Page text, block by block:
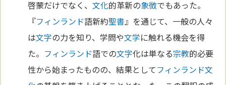
啓蒙だけでなく、文化的革新の象徴でもあった。
『フィンランド語新約聖書』を通じて、一般の人々
は文字の力を知り、学問や文学に触れる機会を得
た。 フィンランド語での文字化は単なる宗教的必要
性から始まったものの、結果としてフィンランド文